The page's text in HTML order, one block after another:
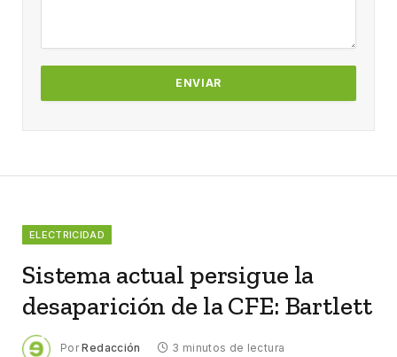
ELECTRICIDAD
Sistema actual persigue la
desaparición de la CFE: Bartlett
Por Redacción 3 minutos de lectura